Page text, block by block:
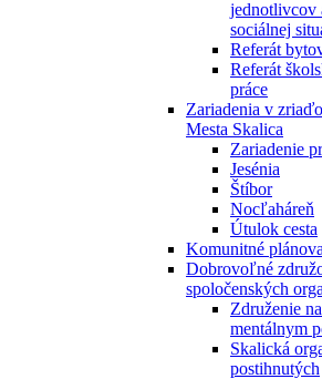
jednotlivcov
sociálnej
Referát
Referát
práce
Zariadenia v
Mesta Skalica
Zariadenie
Jesénia
Štíbor
Nocľaháreň
Útulok cesta
Komunitné
Dobrovoľné
spoločenských
Združenie
mentálnym
Skalická
postihnutých